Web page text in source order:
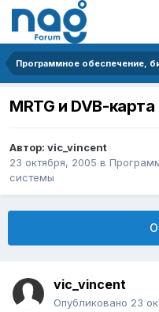
Программное обеспечение,
MRTG и DVB-карта
Автор: vic_vincent
23 октября, 2005 в
системы
vic_vincent
Опубликовано 23